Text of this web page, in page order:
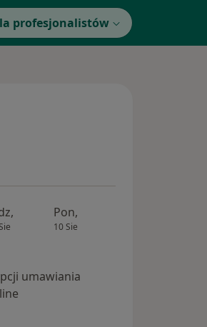
profesjonalistów
Pon,
10 Sie
umawiania